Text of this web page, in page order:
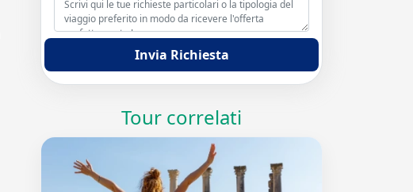
Invia Richiesta
Tour correlati